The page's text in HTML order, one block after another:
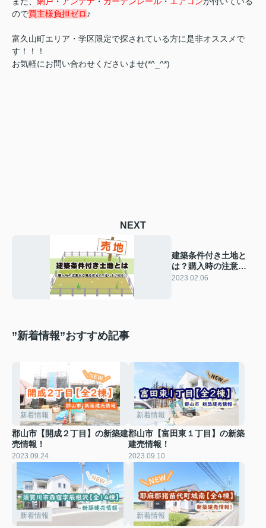
ので買主様負担ゼロ♪
富久山町エリア・学区限定で探されている方に是非オススメで
す！！！
お気軽にお問い合わせくださいませ(*^_^*)
NEXT
建築条件付き土地と
は？購入時の注意点
や建売住宅との違い
2023.02.06
”新着情報”おすすめ記事
新着情報
郡山市【開成２丁目】の新築建
売情報！
2023.09.24
新着情報
郡山市【富田東１丁目】の新築
建売情報！
2023.09.10
新着情報 新着情報